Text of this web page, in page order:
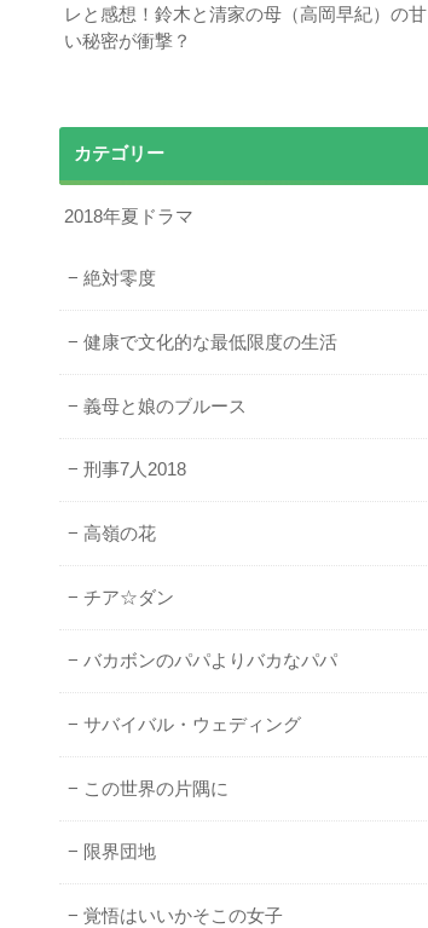
レと感想！鈴木と清家の母（高岡早紀）の甘
い秘密が衝撃？
カテゴリー
2018年夏ドラマ
絶対零度
健康で文化的な最低限度の生活
義母と娘のブルース
刑事7人2018
高嶺の花
チア☆ダン
バカボンのパパよりバカなパパ
サバイバル・ウェディング
この世界の片隅に
限界団地
覚悟はいいかそこの女子